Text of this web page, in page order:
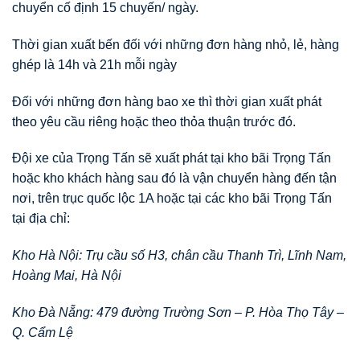
chuyển cố định 15 chuyến/ ngày.
Thời gian xuất bến đối với những đơn hàng nhỏ, lẻ, hàng
ghép là 14h và 21h mỗi ngày
Đối với những đơn hàng bao xe thì thời gian xuất phát
theo yêu cầu riêng hoặc theo thỏa thuận trước đó.
Đội xe của Trọng Tấn sẽ xuất phát tại kho bãi Trọng Tấn
hoặc kho khách hàng sau đó là vận chuyển hàng đến tận
nơi, trên trục quốc lộc 1A hoặc tại các kho bãi Trọng Tấn
tại địa chỉ:
Kho Hà Nội: Trụ cầu số H3, chân cầu Thanh Trì, Lĩnh Nam,
Hoàng Mai, Hà Nội
Kho Đà Nẵng: 479 đường Trường Sơn – P. Hòa Thọ Tây –
Q. Cẩm Lệ